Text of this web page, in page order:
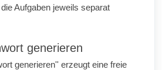
Aufgaben jeweils separat
generieren
generieren'' erzeugt eine freie